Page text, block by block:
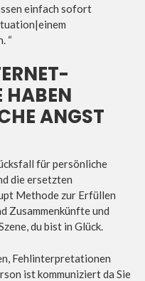
einfach sofort
“
HABEN
ANGST
für persönliche
die ersetzten
Methode zur Erfüllen
Zusammenkünfte und
du bist in Glück.
Fehlinterpretationen
ist kommuniziert da Sie